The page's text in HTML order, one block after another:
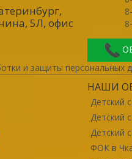
,
5Л, офис
и защиты персональных
НАШИ
Детский
Детский
Детский
ФОК в